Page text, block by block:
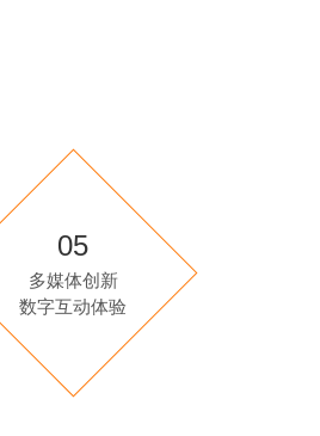
05
多媒体创新
数字互动体验